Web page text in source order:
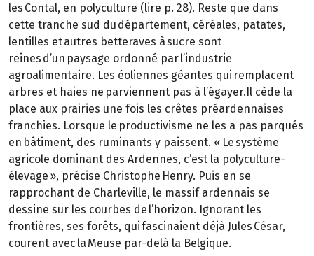
les Contal, en polyculture (lire p. 28). Reste que dans
cette tranche sud du département, céréales, patates,
lentilles et autres betteraves à sucre sont
reines d’un paysage ordonné par l’industrie
agroalimentaire. Les éoliennes géantes qui remplacent
arbres et haies ne parviennent pas à l’égayer.Il cède la
place aux prairies une fois les crêtes préardennaises
franchies. Lorsque le productivisme ne les a pas parqués
en bâtiment, des ruminants y paissent. « Le système
agricole dominant des Ardennes, c’est la polyculture-
élevage », précise Christophe Henry. Puis en se
rapprochant de Charleville, le massif ardennais se
dessine sur les courbes de l’horizon. Ignorant les
frontières, ses forêts, qui fascinaient déjà Jules César,
courent avec la Meuse par-delà la Belgique.